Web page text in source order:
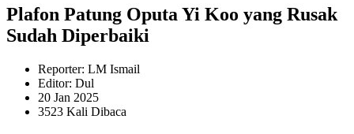
Plafon Patung Oputa Yi Koo yang Rusak
Sudah Diperbaiki
Reporter: LM Ismail
Editor: Dul
20 Jan 2025
3523 Kali Dibaca